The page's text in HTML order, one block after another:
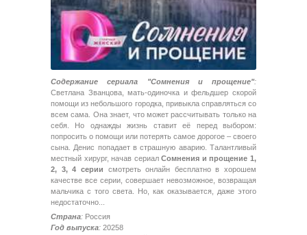
Содержание сериала "Сомнения и прощение":
Светлана Званцова, мать-одиночка и фельдшер скорой
помощи из небольшого городка, привыкла справляться со
всем сама. Она знает, что может рассчитывать только на
себя. Но однажды жизнь ставит её перед выбором:
попросить о помощи или потерять самое дорогое – своего
сына. Денис попадает в страшную аварию. Талантливый
местный хирург, начав сериалСомнения и прощение 1,
2, 3, 4 серии смотреть онлайн бесплатно в хорошем
качестве все серии, совершает невозможное, возвращая
мальчика с того света. Но, как оказывается, даже этого
недостаточно...
Страна: Россия
Год выпуска: 20258